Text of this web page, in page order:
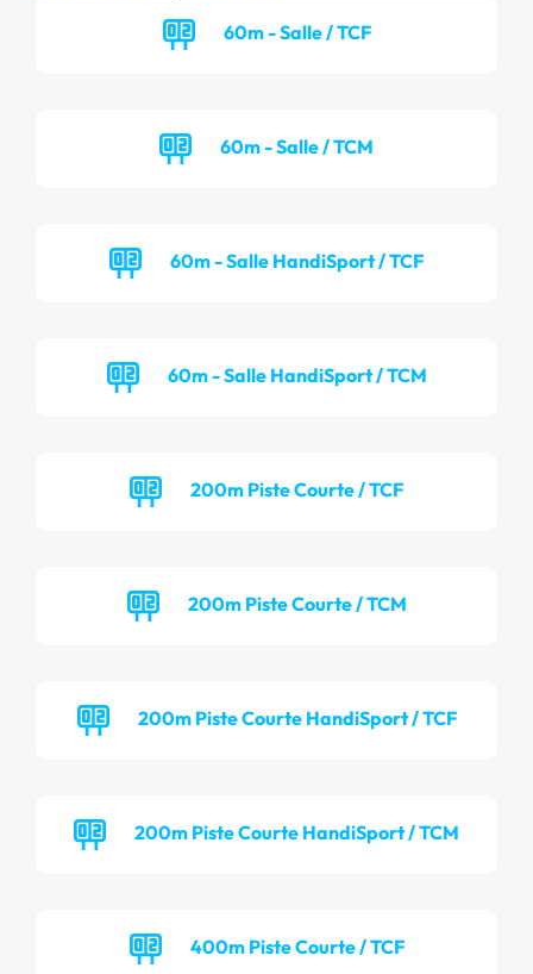
60m - Salle / TCF
60m - Salle / TCM
60m - Salle HandiSport / TCF
60m - Salle HandiSport / TCM
200m Piste Courte / TCF
200m Piste Courte / TCM
200m Piste Courte HandiSport / TCF
200m Piste Courte HandiSport / TCM
400m Piste Courte / TCF